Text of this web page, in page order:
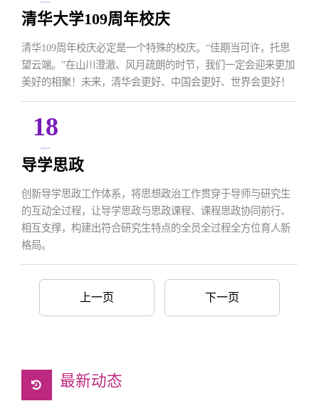
2020.04
清华大学109周年校庆
清华109周年校庆必定是一个特殊的校庆。“佳期当可许，托思
望云端。”在山川澄澈、风月疏朗的时节，我们一定会迎来更加
美好的相聚！未来，清华会更好、中国会更好、世界会更好！
18
2020.06
导学思政
创新导学思政工作体系，将思想政治工作贯穿于导师与研究生
的互动全过程，让导学思政与思政课程、课程思政协同前行、
相互支撑，构建出符合研究生特点的全员全过程全方位育人新
格局。
上一页 下一页
最新动态